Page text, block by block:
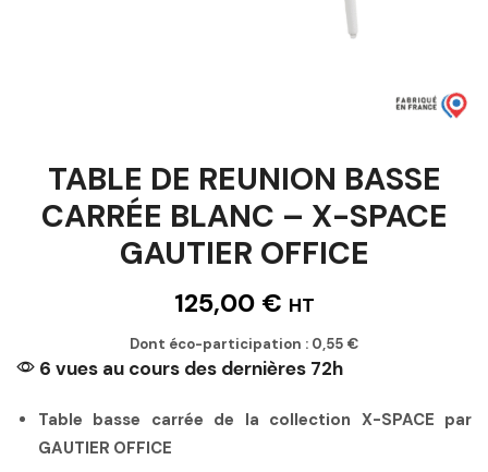
TABLE DE REUNION BASSE
CARRÉE BLANC – X-SPACE
GAUTIER OFFICE
125,00 € HT
Dont éco-participation : 0,55 €
6 vues au cours des dernières 72h
Table basse carrée de la collection X-SPACE par
GAUTIER OFFICE